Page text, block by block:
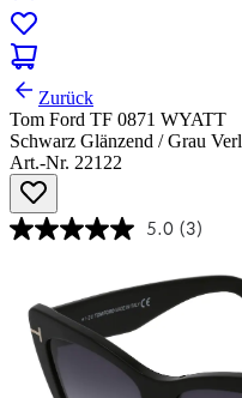
Zurück
Tom Ford TF 0871 WYATT
Schwarz Glänzend / Grau
Art.-Nr. 22122
5.0 (3)